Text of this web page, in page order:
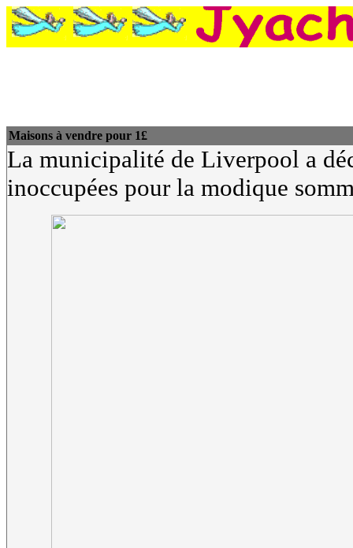
Maisons à vendre pour 1£
La municipalité de Liverpool a
inoccupées pour la modique